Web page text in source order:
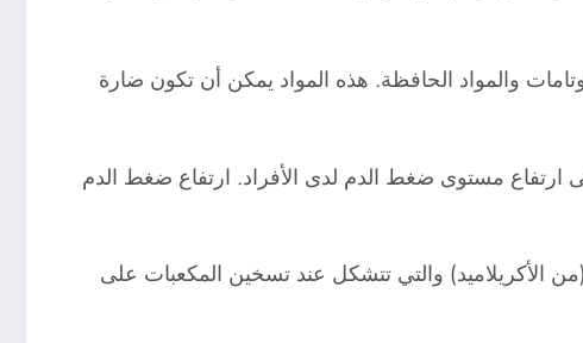
والمواد الحافظة. هذه المواد يمكن أن تكون ضارة
مستوى ضغط الدم لدى الأفراد. ارتفاع ضغط الدم
الأكريلاميد) والتي تتشكل عند تسخين المكعبات على